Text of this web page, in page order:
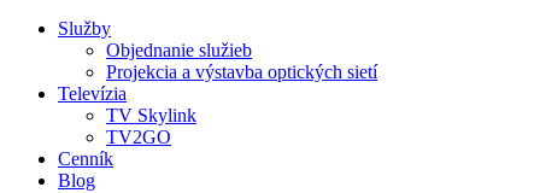
Služby
Objednanie služieb
Projekcia a výstavba optických sietí
Televízia
TV Skylink
TV2GO
Cenník
Blog